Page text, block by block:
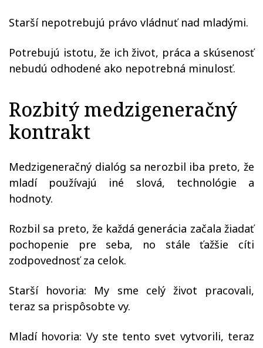
Starší nepotrebujú právo vládnuť nad mladými.
Potrebujú istotu, že ich život, práca a skúsenosť
nebudú odhodené ako nepotrebná minulosť.
Rozbitý medzigeneračný
kontrakt
Medzigeneračný dialóg sa nerozbil iba preto, že
mladí používajú iné slová, technológie a
hodnoty.
Rozbil sa preto, že každá generácia začala žiadať
pochopenie pre seba, no stále ťažšie cíti
zodpovednosť za celok.
Starší hovoria: My sme celý život pracovali,
teraz sa prispôsobte vy.
Mladí hovoria: Vy ste tento svet vytvorili, teraz